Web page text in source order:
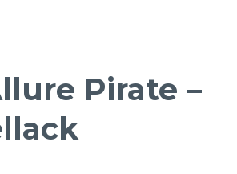
Pirate –